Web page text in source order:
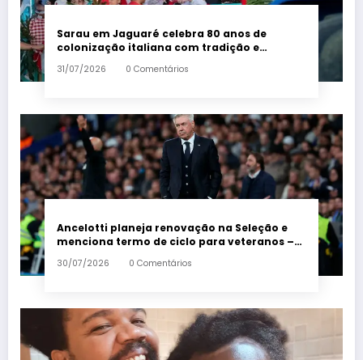
Sarau em Jaguaré celebra 80 anos de
colonização italiana com tradição e
trambolhão da polenta – Em Dia ES
31/07/2026 0 Comentários
Ancelotti planeja renovação na Seleção e
menciona termo de ciclo para veteranos –
Em Dia ES
30/07/2026 0 Comentários